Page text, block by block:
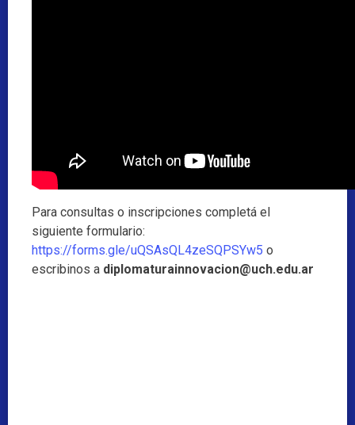
Para consultas o inscripciones completá el
siguiente formulario:
https://forms.gle/uQSAsQL4zeSQPSYw5 o
escribinos a diplomaturainnovacion@uch.edu.ar